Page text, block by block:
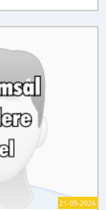
21-05-2026